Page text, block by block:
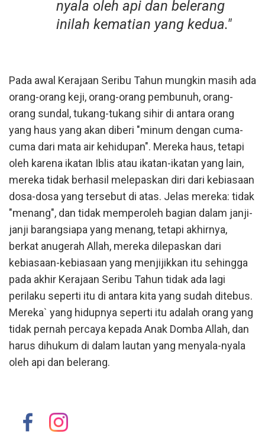
nyala oleh api dan belerang
inilah kematian yang kedua."
Pada awal Kerajaan Seribu Tahun mungkin masih ada
orang-orang keji, orang-orang pembunuh, orang-
orang sundal, tukang-tukang sihir di antara orang
yang haus yang akan diberi "minum dengan cuma-
cuma dari mata air kehidupan". Mereka haus, tetapi
oleh karena ikatan Iblis atau ikatan-ikatan yang lain,
mereka tidak berhasil melepaskan diri dari kebiasaan
dosa-dosa yang tersebut di atas. Jelas mereka: tidak
"menang", dan tidak memperoleh bagian dalam janji-
janji barangsiapa yang menang, tetapi akhirnya,
berkat anugerah Allah, mereka dilepaskan dari
kebiasaan-kebiasaan yang menjijikkan itu sehingga
pada akhir Kerajaan Seribu Tahun tidak ada lagi
perilaku seperti itu di antara kita yang sudah ditebus.
Mereka` yang hidupnya seperti itu adalah orang yang
tidak pernah percaya kepada Anak Domba Allah, dan
harus dihukum di dalam lautan yang menyala-nyala
oleh api dan belerang.